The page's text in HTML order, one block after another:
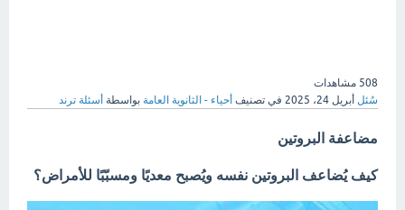
508 مشاهدات
سُئل أبريل 24، 2025 في تصنيف أحياء - الثانوية العامة بواسطة أسئلة ترند
مضاعفة البروتين
كيف يُضاعف البروتين نفسه ويُصبح معديًا ومسبّبًا للأمراض؟